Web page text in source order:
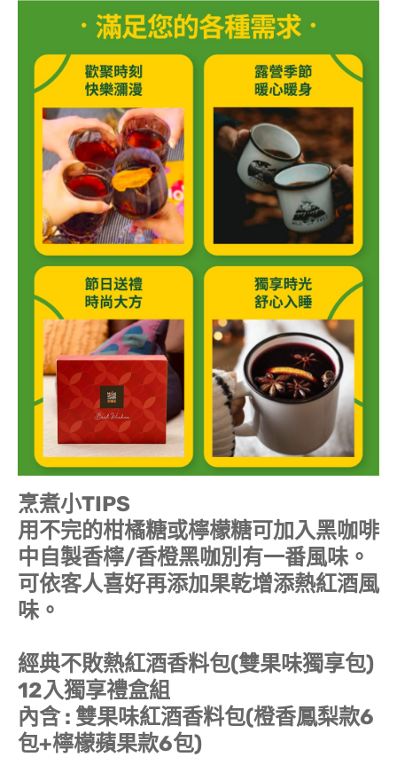
烹煮小TIPS
用不完的柑橘糖或檸檬糖可加入黑咖啡
中自製香檸/香橙黑咖別有一番風味。
可依客人喜好再添加果乾增添熱紅酒風
味。
經典不敗熱紅酒香料包(雙果味獨享包)
12入獨享禮盒組
內含 : 雙果味紅酒香料包(橙香鳳梨款6
包+檸檬蘋果款6包)